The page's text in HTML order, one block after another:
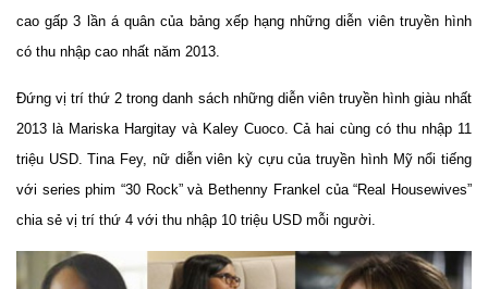
cao gấp 3 lần á quân của bảng xếp hạng những diễn viên truyền hình
có thu nhập cao nhất năm 2013.
Đứng vị trí thứ 2 trong danh sách những diễn viên truyền hình giàu nhất
2013 là Mariska Hargitay và Kaley Cuoco. Cả hai cùng có thu nhập 11
triệu USD. Tina Fey, nữ diễn viên kỳ cựu của truyền hình Mỹ nổi tiếng
với series phim “30 Rock” và Bethenny Frankel của “Real Housewives”
chia sẻ vị trí thứ 4 với thu nhập 10 triệu USD mỗi người.